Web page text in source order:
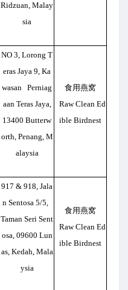
Ridzuan, Malay
sia
NO 3, Lorong T
eras Jaya 9, Ka
wasan Perniag
aan Teras Jaya,
13400 Butterw
orth, Penang, M
alaysia
食用燕窝
Raw Clean Ed
ible Birdnest
917 & 918, Jala
n Sentosa 5/5,
Taman Seri Sent
osa, 09600 Lun
as, Kedah, Mala
ysia
食用燕窝
Raw Clean Ed
ible Birdnest